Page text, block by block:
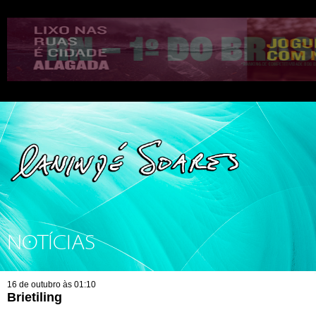
NOTÍCIAS
16 de outubro às 01:10
Brietiling